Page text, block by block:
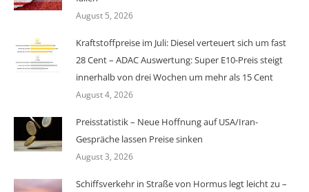
August 5, 2026
Kraftstoffpreise im Juli: Diesel verteuert sich um fast
28 Cent – ADAC Auswertung: Super E10-Preis steigt
innerhalb von drei Wochen um mehr als 15 Cent
August 4, 2026
Preisstatistik – Neue Hoffnung auf USA/Iran-
Gespräche lassen Preise sinken
August 3, 2026
Schiffsverkehr in Straße von Hormus legt leicht zu –